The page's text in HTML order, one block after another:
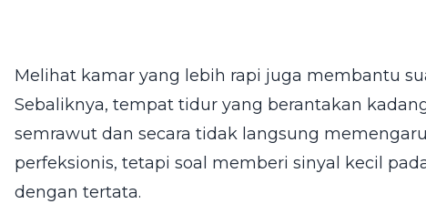
Melihat kamar yang lebih rapi juga membantu
Sebaliknya, tempat tidur yang berantakan
semrawut dan secara tidak langsung
perfeksionis, tetapi soal memberi sinyal kecil
dengan tertata.